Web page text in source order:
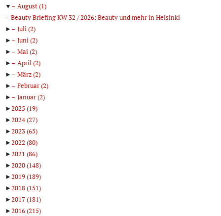
▼
August(1)
Beauty Briefing KW 32 / 2026: Beauty und mehr in Helsinki
►
Juli(2)
►
Juni(2)
►
Mai(2)
►
April(2)
►
März(2)
►
Februar(2)
►
Januar(2)
►2025 (19)
►2024(27)
►2023(65)
►2022 (80)
►2021 (86)
►2020(148)
►2019(189)
►2018(151)
►2017(181)
►2016(215)